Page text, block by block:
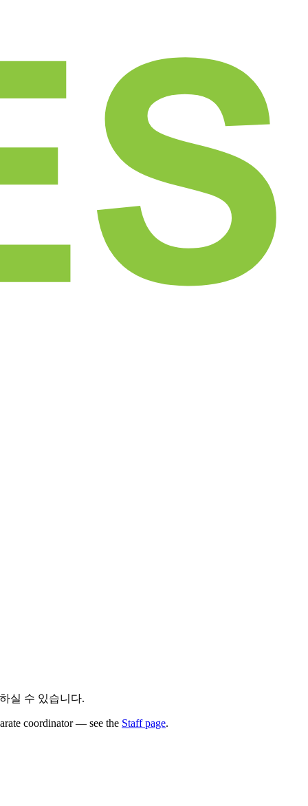
실 수 있습니다.
coordinator — see the Staff page.